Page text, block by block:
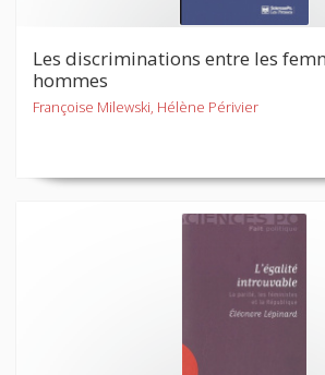
Les discriminations entre les
hommes
Françoise Milewski, Hélène Périvier